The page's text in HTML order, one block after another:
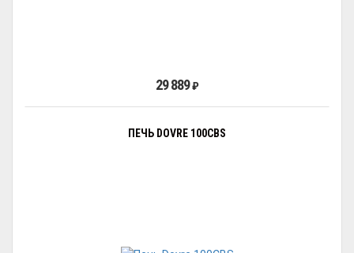
29 889₽
ПЕЧЬ DOVRE 100CBS